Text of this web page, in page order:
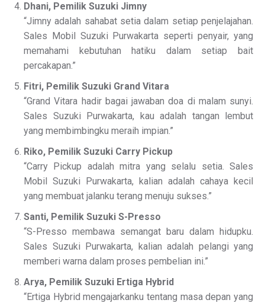
Dhani, Pemilik Suzuki Jimny
“Jimny adalah sahabat setia dalam setiap penjelajahan.
Sales Mobil Suzuki Purwakarta seperti penyair, yang
memahami kebutuhan hatiku dalam setiap bait
percakapan.”
Fitri, Pemilik Suzuki Grand Vitara
“Grand Vitara hadir bagai jawaban doa di malam sunyi.
Sales Suzuki Purwakarta, kau adalah tangan lembut
yang membimbingku meraih impian.”
Riko, Pemilik Suzuki Carry Pickup
“Carry Pickup adalah mitra yang selalu setia. Sales
Mobil Suzuki Purwakarta, kalian adalah cahaya kecil
yang membuat jalanku terang menuju sukses.”
Santi, Pemilik Suzuki S-Presso
“S-Presso membawa semangat baru dalam hidupku.
Sales Suzuki Purwakarta, kalian adalah pelangi yang
memberi warna dalam proses pembelian ini.”
Arya, Pemilik Suzuki Ertiga Hybrid
“Ertiga Hybrid mengajarkanku tentang masa depan yang